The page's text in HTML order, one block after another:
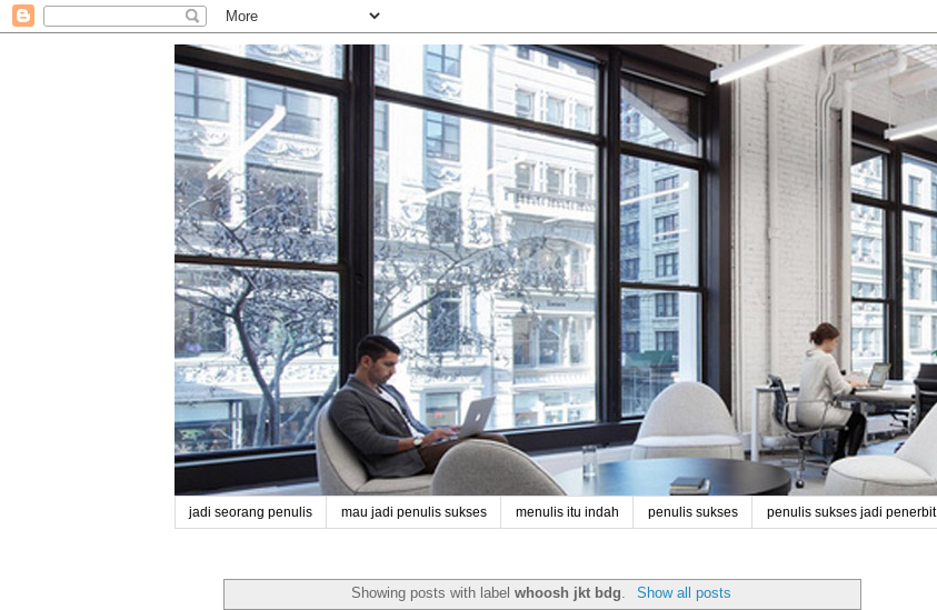
jadi seorang penulis mau jadi penulis sukses menulis itu indah penulis sukses penulis sukses jadi penerbit
Showing posts with labelwhoosh jkt bdg. Show all posts